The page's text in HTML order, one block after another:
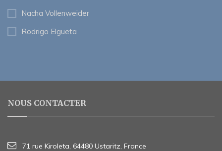
Nacha Vollenweider
Rodrigo Elgueta
NOUS CONTACTER
71 rue Kiroleta, 64480 Ustaritz, France